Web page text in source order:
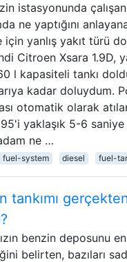
istasyonunda
ne yaptığını
için yanlış yakıt türü
Citroen Xsara 1.9D,
l kapasiteli tankı
kadar doluydum.
otomatik olarak
yaklaşık 5-6
ne …
fuel-system diesel fuel-
tankımı
benzin deposunu
belirten, bazıları